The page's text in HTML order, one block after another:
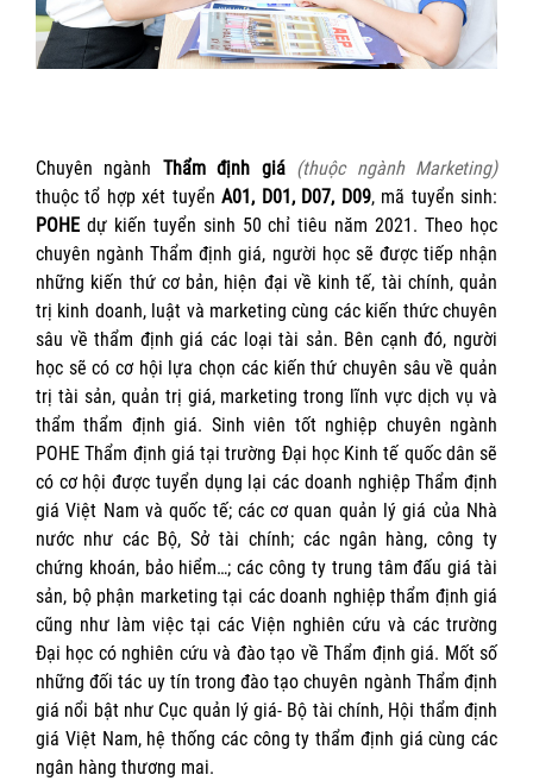
Chuyên ngành Thẩm định giá (thuộc ngành Marketing)
thuộc tổ hợp xét tuyểnA01, D01, D07, D09, mã tuyển sinh:
POHE dự kiến tuyển sinh 50 chỉ tiêu năm 2021. Theo học
chuyên ngành Thẩm định giá, người học sẽ được tiếp nhận
những kiến thứ cơ bản, hiện đại về kinh tế, tài chính, quản
trị kinh doanh, luật và marketing cùng các kiến thức chuyên
sâu về thẩm định giá các loại tài sản. Bên cạnh đó, người
học sẽ có cơ hội lựa chọn các kiến thứ chuyên sâu về quản
trị tài sản, quản trị giá, marketing trong lĩnh vực dịch vụ và
thẩm thẩm định giá. Sinh viên tốt nghiệp chuyên ngành
POHE Thẩm định giá tại trường Đại học Kinh tế quốc dân sẽ
có cơ hội được tuyển dụng lại các doanh nghiệp Thẩm định
giá Việt Nam và quốc tế; các cơ quan quản lý giá của Nhà
nước như các Bộ, Sở tài chính; các ngân hàng, công ty
chứng khoán, bảo hiểm…; các công ty trung tâm đấu giá tài
sản, bộ phận marketing tại các doanh nghiệp thẩm định giá
cũng như làm việc tại các Viện nghiên cứu và các trường
Đại học có nghiên cứu và đào tạo về Thẩm định giá. Mốt số
những đối tác uy tín trong đào tạo chuyên ngành Thẩm định
giá nổi bật như Cục quản lý giá- Bộ tài chính, Hội thẩm định
giá Việt Nam, hệ thống các công ty thẩm định giá cùng các
ngân hàng thương mai.